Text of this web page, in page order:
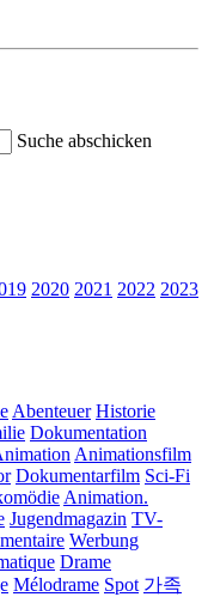
Suche abschicken
2020 2021 2022 2023
Abenteuer Historie
Dokumentation
Animationsfilm
Dokumentarfilm Sci-Fi
Animation.
Jugendmagazin TV-
Werbung
Drame
Mélodrame Spot 가족